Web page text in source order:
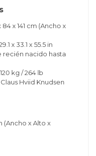
84 x 141 cm (Ancho x
x 33.1 x 55.5 in
recién nacido hasta
120 kg / 264 lb
Hviid Knudsen
(Ancho x Alto x